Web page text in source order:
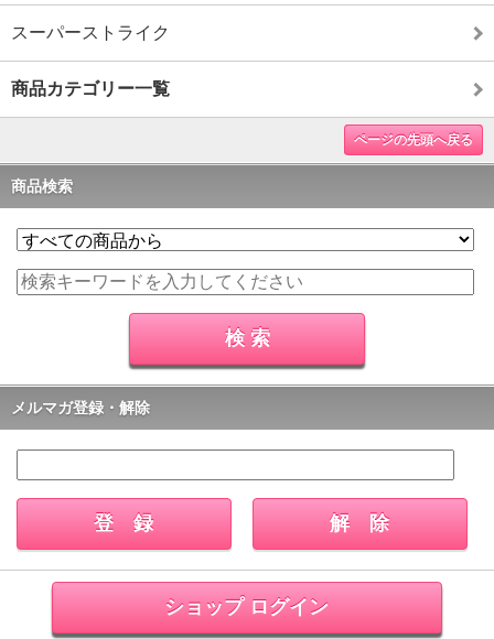
スーパーストライク
商品カテゴリー一覧
ページの先頭へ戻る
商品検索
メルマガ登録・解除
ショップ ログイン